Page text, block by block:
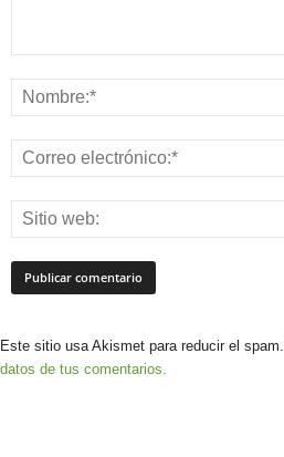
Este sitio usa Akismet para reducir el spam.
datos de tus comentarios.